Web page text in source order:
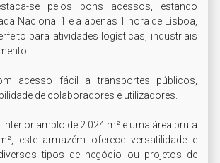
se pelos bons acessos, estando
Nacional 1 e a apenas 1 hora de Lisboa,
para atividades logísticas, industriais
acesso fácil a transportes públicos,
de colaboradores e utilizadores.
amplo de 2.024 m² e uma área bruta
este armazém oferece versatilidade e
tipos de negócio ou projetos de